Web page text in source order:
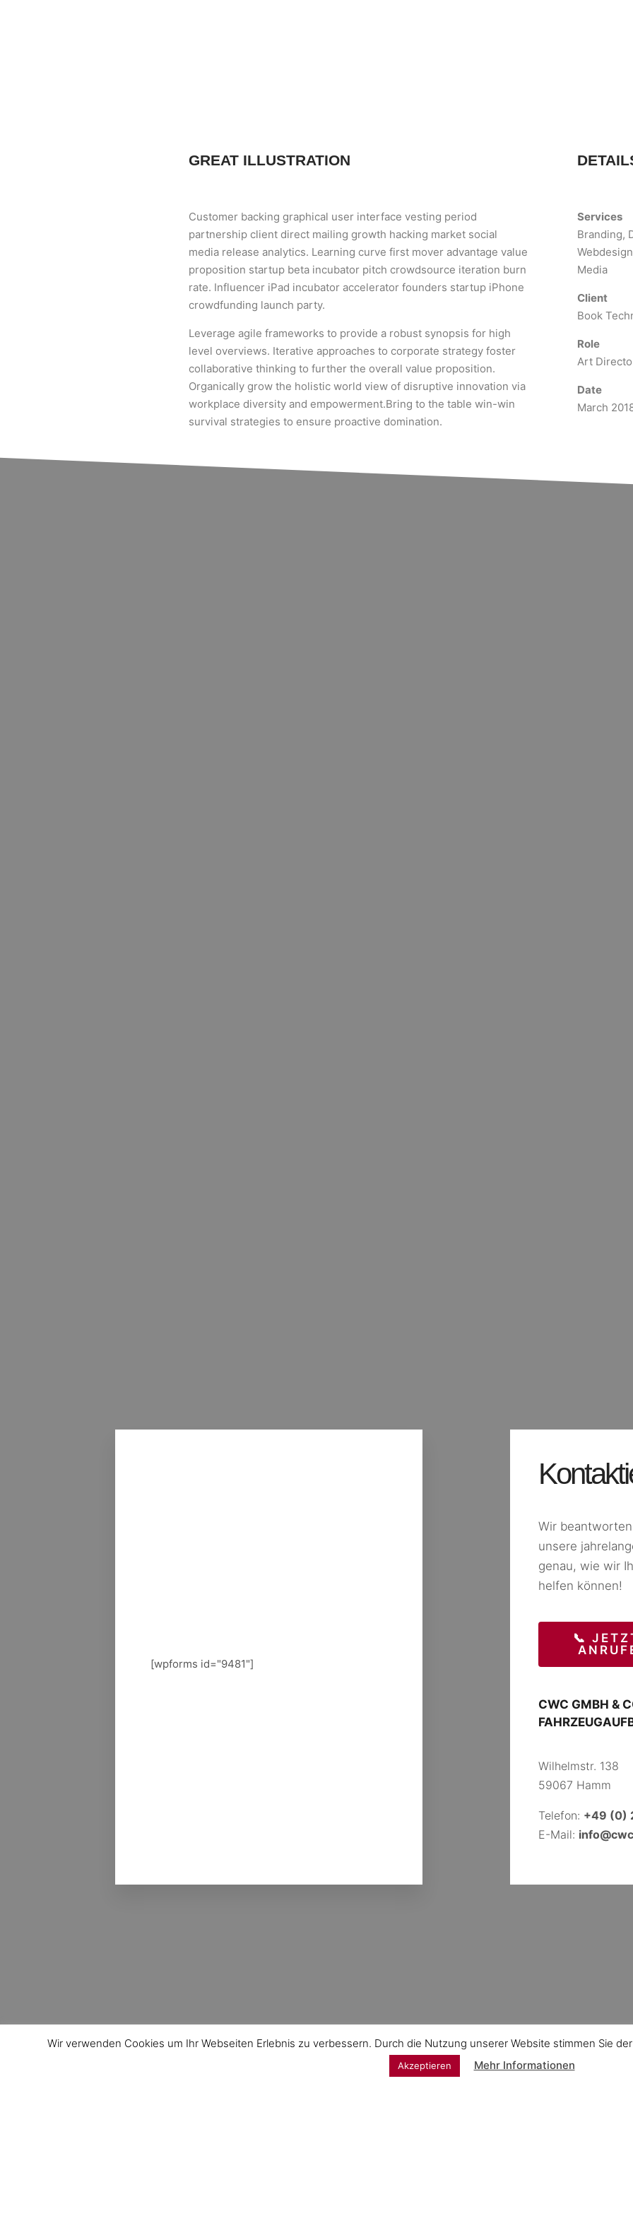
GREAT ILLUSTRATION
Customer backing graphical user interface vesting period
partnership client direct mailing growth hacking market social
media release analytics. Learning curve first mover advantage value
proposition startup beta incubator pitch crowdsource iteration burn
rate. Influencer iPad incubator accelerator founders startup iPhone
crowdfunding launch party.
Leverage agile frameworks to provide a robust synopsis for high
level overviews. Iterative approaches to corporate strategy foster
collaborative thinking to further the overall value proposition.
Organically grow the holistic world view of disruptive innovation via
workplace diversity and empowerment.Bring to the table win-win
survival strategies to ensure proactive domination.
Services
Branding,
Media
Client
Book
Role
Art
Date
March
[wpforms id="9481"]
Wir
unsere
genau, wie wir
helfen können!
📞
CWC GMBH &
Wilhelmstr. 138
59067 Hamm
Telefon: +49 (0)
E-Mail:
Wir verwenden Cookies um Ihr Webseiten Erlebnis zu verbessern. Durch die Nutzung unserer Website stimmen Sie
Akzeptieren Mehr Informationen